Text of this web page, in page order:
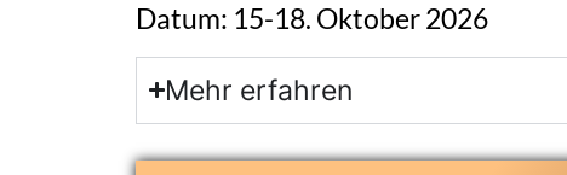
Datum: 15-18. Oktober 2026
Mehr erfahren